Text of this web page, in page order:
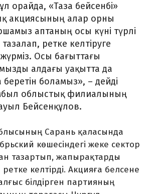
орайда, «Таза бейсенбі»
акциясының алар орны
аптаның осы күні түрлі
ретке келтіруге
Осы бағыттағы
алдағы уақытта да
боламыз», – дейді
облыстық филиалының
Бейсенқұлов.
Сарань қаласында
көшесіндегі жеке сектор
тазартып, жапырақтарды
келтірді. Акцияға белсене
білдірген партияның